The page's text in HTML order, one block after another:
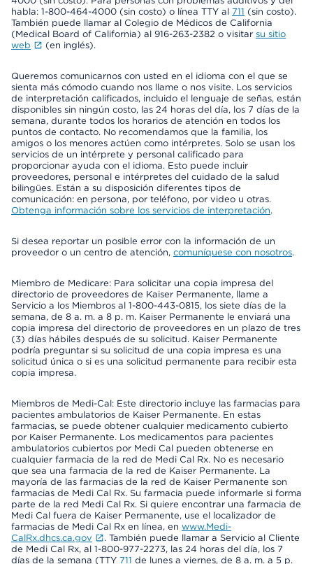
habla: 1-800-464-4000 (sin costo) o línea TTY al 711 (sin costo).
También puede llamar al Colegio de Médicos de California
(Medical Board of California) al 916-263-2382 o visitar su sitio
web
(en inglés).
Queremos comunicarnos con usted en el idioma con el que se
sienta más cómodo cuando nos llame o nos visite. Los servicios
de interpretación calificados, incluido el lenguaje de señas, están
disponibles sin ningún costo, las 24 horas del día, los 7 días de la
semana, durante todos los horarios de atención en todos los
puntos de contacto. No recomendamos que la familia, los
amigos o los menores actúen como intérpretes. Solo se usan los
servicios de un intérprete y personal calificado para
proporcionar ayuda con el idioma. Esto puede incluir
proveedores, personal e intérpretes del cuidado de la salud
bilingües. Están a su disposición diferentes tipos de
comunicación: en persona, por teléfono, por video u otras.
Obtenga información sobre los servicios de interpretación.
Si desea reportar un posible error con la información de un
proveedor o un centro de atención, comuníquese con nosotros.
Miembro de Medicare: Para solicitar una copia impresa del
directorio de proveedores de Kaiser Permanente, llame a
Servicio a los Miembros al 1-800-443-0815, los siete días de la
semana, de 8 a. m. a 8 p. m. Kaiser Permanente le enviará una
copia impresa del directorio de proveedores en un plazo de tres
(3) días hábiles después de su solicitud. Kaiser Permanente
podría preguntar si su solicitud de una copia impresa es una
solicitud única o si es una solicitud permanente para recibir esta
copia impresa.
Miembros de Medi-Cal: Este directorio incluye las farmacias para
pacientes ambulatorios de Kaiser Permanente. En estas
farmacias, se puede obtener cualquier medicamento cubierto
por Kaiser Permanente. Los medicamentos para pacientes
ambulatorios cubiertos por Medi Cal pueden obtenerse en
cualquier farmacia de la red de Medi Cal Rx. No es necesario
que sea una farmacia de la red de Kaiser Permanente. La
mayoría de las farmacias de la red de Kaiser Permanente son
farmacias de Medi Cal Rx. Su farmacia puede informarle si forma
parte de la red Medi Cal Rx. Si quiere encontrar una farmacia de
Medi Cal fuera de Kaiser Permanente, use el localizador de
farmacias de Medi Cal Rx en línea, en www.Medi-
CalRx.dhcs.ca.gov
. También puede llamar a Servicio al Cliente
de Medi Cal Rx, al 1-800-977-2273, las 24 horas del día, los 7
días de la semana (TTY 711 de lunes a viernes, de 8 a. m. a 5 p.